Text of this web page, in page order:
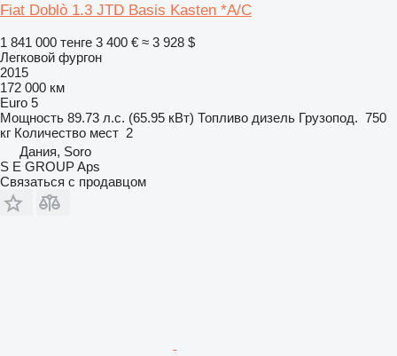
Fiat Doblò 1.3 JTD Basis Kasten *A/C
1 841 000 тенге 3 400 € ≈ 3 928 $
Легковой фургон
2015
172 000 км
Euro 5
Мощность 89.73 л.с. (65.95 кВт) Топливо дизель Грузопод. 750
кг Количество мест 2
Дания, Soro
S E GROUP Aps
Связаться с продавцом